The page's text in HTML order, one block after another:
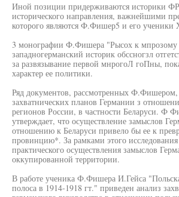
Иной позиции придерживаются историки
исторического направления, важнейшими
которого являются Ф.Фишер5 и его ученики
3 монографии Ф.Фишера "Рысох к мпрозому
западногерманский историк обссногзл
за развязывание первой мнрогоЛ гоПны,
характер ее политики.
Ряд документов, рассмотренных Ф.Фишером,
захватнических планов Германии з
регионов России, в частности Беларуси. Ф
утверждает, что осуществление замыслов
отношению к Беларуси привело бы ее к
провинцию*. За рамками этого
практического осуществления замыслов
оккупированной территории.
В работе ученика Ф.Фишера И.Гейса
полоса в 1914-1918 гт." приведен анализ